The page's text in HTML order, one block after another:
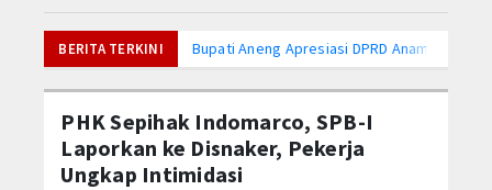
INTERNASIONAL
KEPRI
TANAH DELI
ANAMBAS
BERITA TERKINI
Bupati Aneng Apresiasi DPRD Anambas
Program MBG di Anambas Selain Manfaat
Wakil Bupati Anambas Nonton Bareng Piala
PHK Sepihak Indomarco, SPB-I
Laporkan ke Disnaker, Pekerja
Ungkap Intimidasi